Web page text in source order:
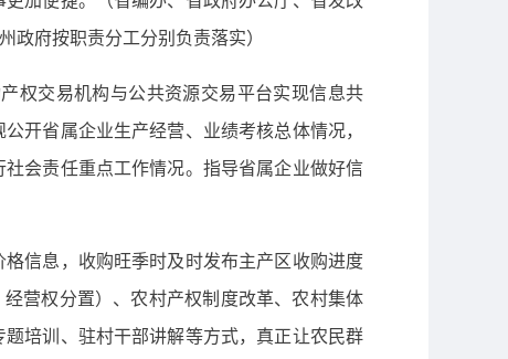
府按职责分工分别负责落实）
交易机构与公共资源交易平台实现信息共
开省属企业生产经营、业绩考核总体情况，
会责任重点工作情况。指导省属企业做好信
信息，收购旺季时及时发布主产区收购进度
营权分置）、农村产权制度改革、农村集体
培训、驻村干部讲解等方式，真正让农民群